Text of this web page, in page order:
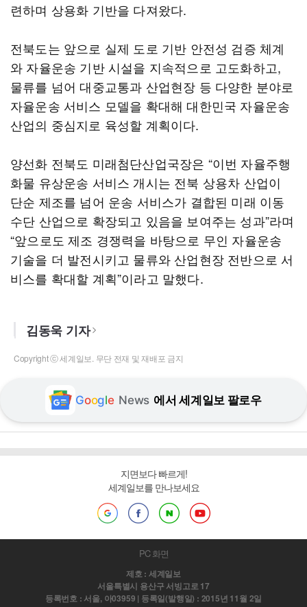
련하며 상용화 기반을 다져왔다.
전북도는 앞으로 실제 도로 기반 안전성 검증 체계
와 자율운송 기반 시설을 지속적으로 고도화하고,
물류를 넘어 대중교통과 산업현장 등 다양한 분야로
자율운송 서비스 모델을 확대해 대한민국 자율운송
산업의 중심지로 육성할 계획이다.
양선화 전북도 미래첨단산업국장은 “이번 자율주행
화물 유상운송 서비스 개시는 전북 상용차 산업이
단순 제조를 넘어 운송 서비스가 결합된 미래 이동
수단 산업으로 확장되고 있음을 보여주는 성과”라며
“앞으로도 제조 경쟁력을 바탕으로 무인 자율운송
기술을 더 발전시키고 물류와 산업현장 전반으로 서
비스를 확대할 계획”이라고 말했다.
김동욱 기자
Copyright ⓒ 세계일보. 무단 전재 및 재배포 금지
Google News 에서 세계일보 팔로우
지면보다 빠르게!
세계일보를 만나보세요
PC 화면
제호 : 세계일보
서울특별시 용산구 서빙고로 17
등록번호 : 서울, 아03959 | 등록일(발행일) : 2015년 11월 2일